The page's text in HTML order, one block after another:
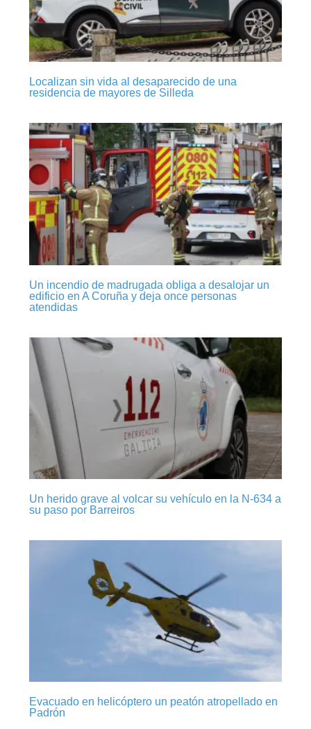
Localizan sin vida al desaparecido de una
residencia de mayores de Silleda
Un incendio de madrugada obliga a desalojar un
edificio en A Coruña y deja once personas
atendidas
Un herido grave al volcar su vehículo en la N-634 a
su paso por Barreiros
Evacuado en helicóptero un peatón atropellado en
Padrón